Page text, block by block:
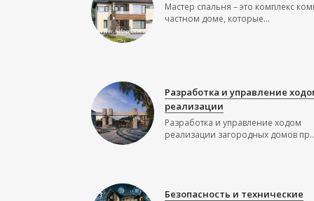
Мастер спальня – это комплекс
частном доме, которые...
Разработка и управление
реализации
Разработка и управление ходом
реализации загородных домов
Безопасность и технические